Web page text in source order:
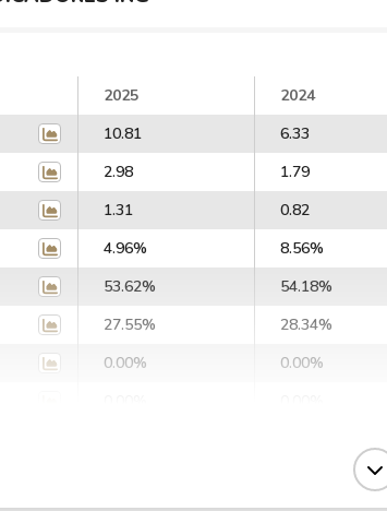
2025 2024
10.81 6.33
2.98 1.79
1.31 0.82
4.96% 8.56%
53.62% 54.18%
27.55% 28.34%
0.00% 0.00%